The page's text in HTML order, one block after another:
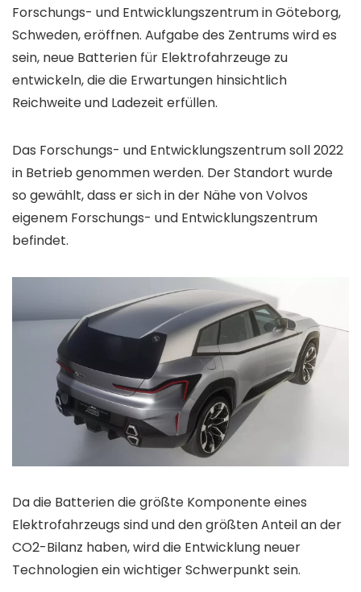
Forschungs- und Entwicklungszentrum in Göteborg,
Schweden, eröffnen. Aufgabe des Zentrums wird es
sein, neue Batterien für Elektrofahrzeuge zu
entwickeln, die die Erwartungen hinsichtlich
Reichweite und Ladezeit erfüllen.
Das Forschungs- und Entwicklungszentrum soll 2022
in Betrieb genommen werden. Der Standort wurde
so gewählt, dass er sich in der Nähe von Volvos
eigenem Forschungs- und Entwicklungszentrum
befindet.
Da die Batterien die größte Komponente eines
Elektrofahrzeugs sind und den größten Anteil an der
CO2-Bilanz haben, wird die Entwicklung neuer
Technologien ein wichtiger Schwerpunkt sein.